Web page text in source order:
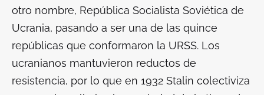
otro nombre, República Socialista Soviética de
Ucrania, pasando a ser una de las quince
repúblicas que conformaron la URSS. Los
ucranianos mantuvieron reductos de
resistencia, por lo que en 1932 Stalin colectiviza